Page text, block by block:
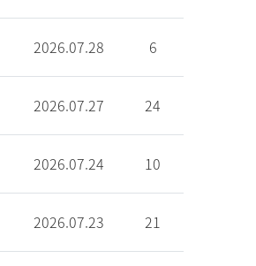
2026.07.28 6
2026.07.27 24
2026.07.24 10
2026.07.23 21